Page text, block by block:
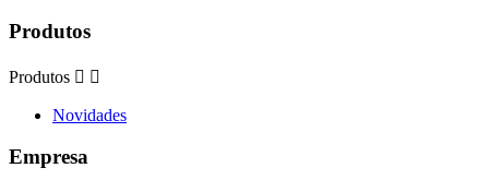
Produtos
Produtos  
Novidades
Empresa